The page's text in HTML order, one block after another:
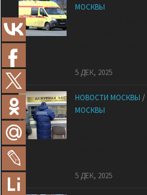
МОСКВЫ
5 ДЕК, 2025
НОВОСТИ МОСКВЫ /
МОСКВЫ
5 ДЕК, 2025